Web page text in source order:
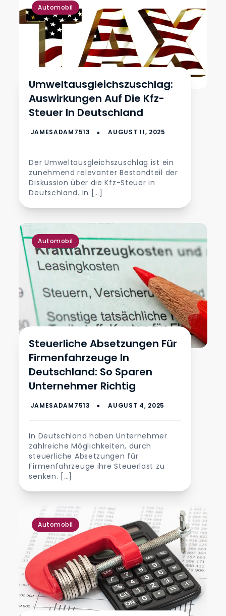
Automobil
Umweltausgleichszuschlag:
Auswirkungen Auf Die Kfz-
Steuer In Deutschland
Der Umweltausgleichszuschlag ist ein
zunehmend relevanter Bestandteil der
Diskussion über die Kfz-Steuer in
Deutschland. In […]
Automobil
Steuerliche Absetzungen Für
Firmenfahrzeuge In
Deutschland: So Sparen
Unternehmer Richtig
In Deutschland haben Unternehmer
zahlreiche Möglichkeiten, durch
steuerliche Absetzungen für
Firmenfahrzeuge ihre Steuerlast zu
senken. […]
Automobil